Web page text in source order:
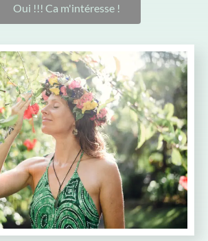
Oui !!! Ca m'intéresse !